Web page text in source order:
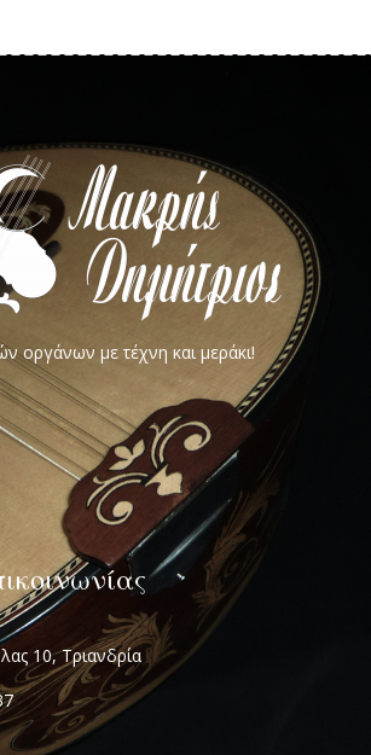
οργάνων με τέχνη και μεράκι!
10, Τριανδρία